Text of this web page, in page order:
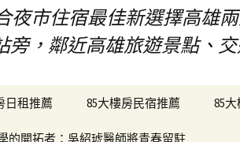
市住宿最佳新選擇高雄
旁，鄰近高雄旅遊景點、
日租推薦 85大樓房民宿推薦 85
的開拓者：吳紹琥醫師將青春留駐